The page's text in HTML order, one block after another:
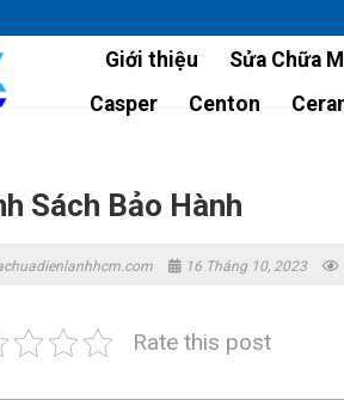
Giới thiệu Sửa Chữa
Casper
Centon
Sách Bảo Hành
16 Tháng 10, 2023
Rate this post